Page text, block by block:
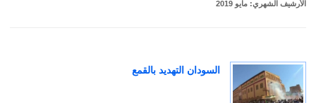
الأرشيف الشهري: مايو 2019
السودان التهديد بالقمع